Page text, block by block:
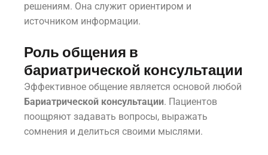
решениям. Она служит ориентиром и
источником информации.
Роль общения в
бариатрической консультации
Эффективное общение является основой любой
Бариатрической консультации. Пациентов
поощряют задавать вопросы, выражать
сомнения и делиться своими мыслями.